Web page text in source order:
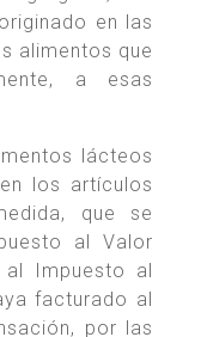
en las
alimentos que
a esas
lácteos
los artículos
que se
al Valor
al Impuesto al
facturado al
por las